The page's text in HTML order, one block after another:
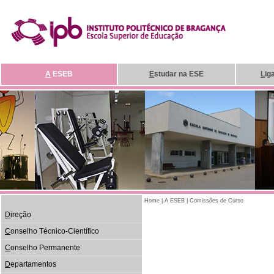
A ESEB Estudar na ESE L
Direção
Conselho Técnico-Científico
Conselho Permanente
Departamentos
Home A ESEB Comissões de Curso